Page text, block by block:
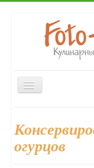
Включить/
выключить
Десерты
Форум
огурцов